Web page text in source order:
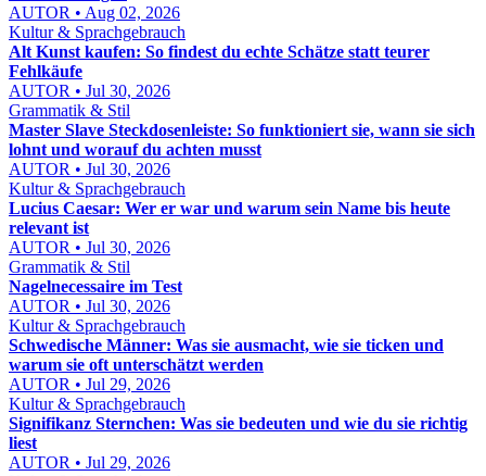
AUTOR • Aug 02, 2026
Kultur & Sprachgebrauch
Alt Kunst kaufen: So findest du echte Schätze statt teurer
Fehlkäufe
AUTOR • Jul 30, 2026
Grammatik & Stil
Master Slave Steckdosenleiste: So funktioniert sie, wann sie sich
lohnt und worauf du achten musst
AUTOR • Jul 30, 2026
Kultur & Sprachgebrauch
Lucius Caesar: Wer er war und warum sein Name bis heute
relevant ist
AUTOR • Jul 30, 2026
Grammatik & Stil
Nagelnecessaire im Test
AUTOR • Jul 30, 2026
Kultur & Sprachgebrauch
Schwedische Männer: Was sie ausmacht, wie sie ticken und
warum sie oft unterschätzt werden
AUTOR • Jul 29, 2026
Kultur & Sprachgebrauch
Signifikanz Sternchen: Was sie bedeuten und wie du sie richtig
liest
AUTOR • Jul 29, 2026